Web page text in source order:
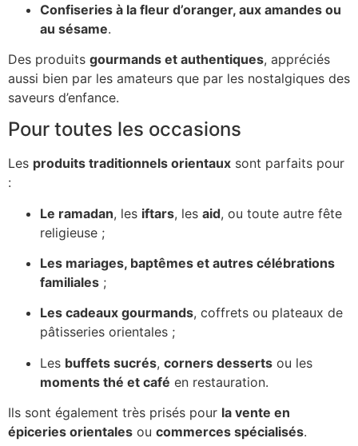
Confiseries à la fleur d’oranger, aux amandes ou
au sésame.
Des produits gourmands et authentiques, appréciés
aussi bien par les amateurs que par les nostalgiques des
saveurs d’enfance.
Pour toutes les occasions
Les produits traditionnels orientaux sont parfaits pour
:
Le ramadan, les iftars, les aid, ou toute autre fête
religieuse ;
Les mariages, baptêmes et autres célébrations
familiales ;
Les cadeaux gourmands, coffrets ou plateaux de
pâtisseries orientales ;
Les buffets sucrés, corners desserts ou les
moments thé et café en restauration.
Ils sont également très prisés pour la vente en
épiceries orientales ou commerces spécialisés.